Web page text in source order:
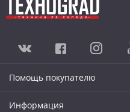
Помощь покупателю
Информация